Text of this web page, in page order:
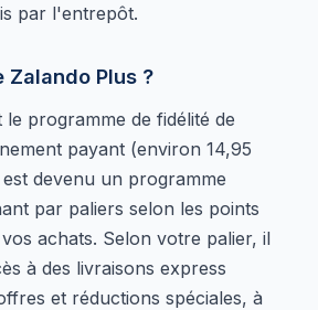
par l'entrepôt.
Plus ?
le programme de fidélité de
payant (environ 14,95
devenu un programme
par paliers selon les points
achats. Selon votre palier, il
à des livraisons express
et réductions spéciales, à